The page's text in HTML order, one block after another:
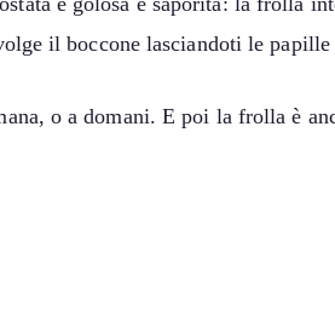
il boccone lasciandoti le
o a domani. E poi la frolla è